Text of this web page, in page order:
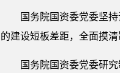
国务院国资委党委坚
的建设短板差距，全面摸
国务院国资委党委研